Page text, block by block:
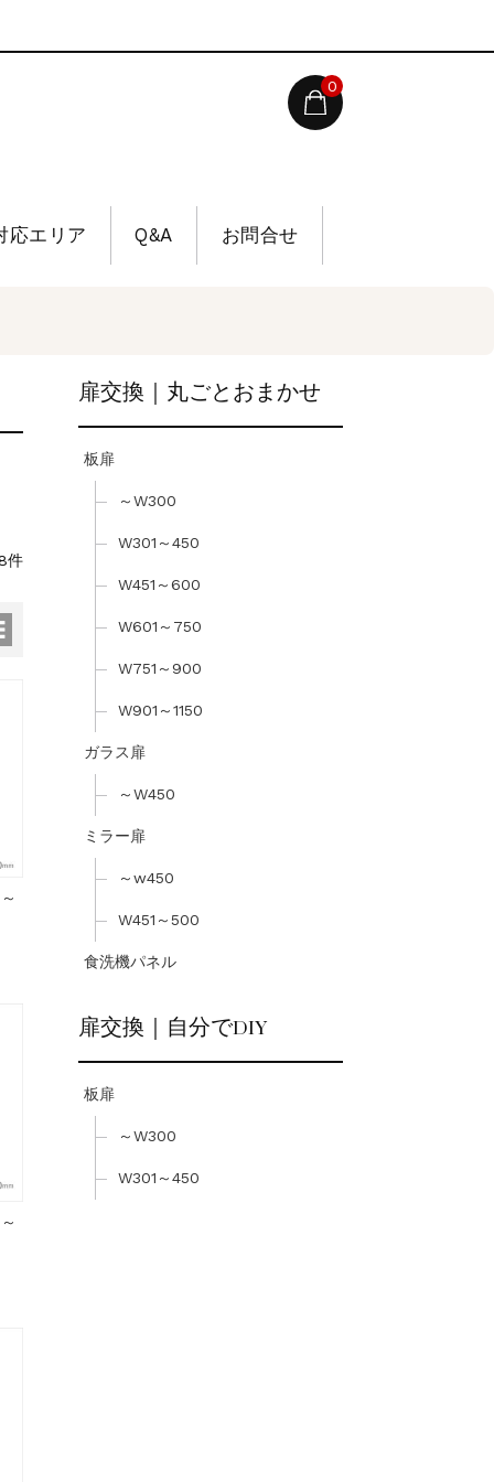
0
応エリア Q&A お問合せ
件
扉交換｜丸ごとおまかせ
板扉
～W300
W301～450
W451～600
W601～750
W751～900
W901～1150
ガラス扉
～W450
ミラー扉
～w450
W451～500
食洗機パネル
扉交換｜自分でDIY
板扉
～W300
W301～450